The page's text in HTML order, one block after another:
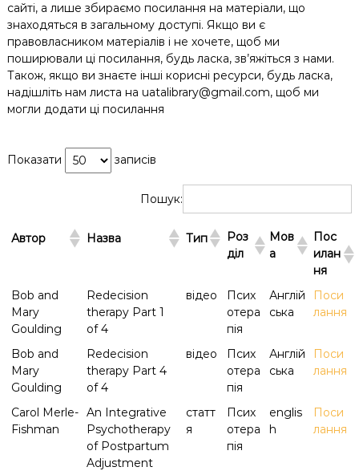
а
ц
і
я
т
р
н
к
г
н
л
з
у
сайті, а лише збираємо посилання на матеріали, що
знаходяться в загальному доступі. Якщо ви є
правовласником матеріалів і не хочете, щоб ми
поширювали ці посилання, будь ласка, зв’яжіться з нами.
Також, якщо ви знаєте інші корисні ресурси, будь ласка,
надішліть нам листа на uatalibrary@gmail.com, щоб ми
могли додати ці посилання
Показати записів
Пошук:
Автор Назва Тип
Роз
діл
Мов
а
Пос
илан
ня
Bob and
Mary
Goulding
Redecision
therapy Part 1
of 4
відео
Псих
отера
пія
Англій
ська
Поси
лання
Bob and
Mary
Goulding
Redecision
therapy Part 4
of 4
відео
Псих
отера
пія
Англій
ська
Поси
лання
Carol Merle-
Fishman
An Integrative
Psychotherapy
of Postpartum
Adjustment
статт
я
Псих
отера
пія
englis
h
Поси
лання